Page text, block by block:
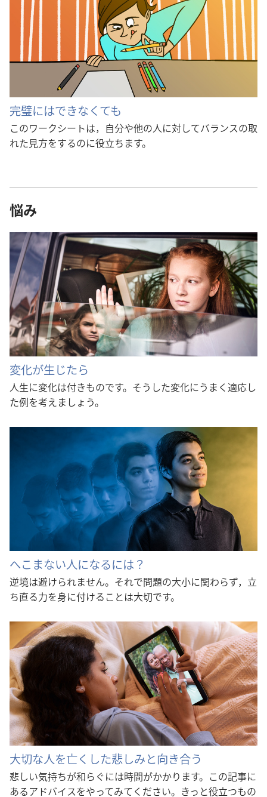
完璧にはできなくても
このワークシートは，自分や他の人に対してバランスの取
れた見方をするのに役立ちます。
悩み
変化が生じたら
人生に変化は付きものです。そうした変化にうまく適応し
た例を考えましょう。
へこまない人になるには？
逆境は避けられません。それで問題の大小に関わらず，立
ち直る力を身に付けることは大切です。
大切な人を亡くした悲しみと向き合う
悲しい気持ちが和らぐには時間がかかります。この記事に
あるアドバイスをやってみてください。きっと役立つもの